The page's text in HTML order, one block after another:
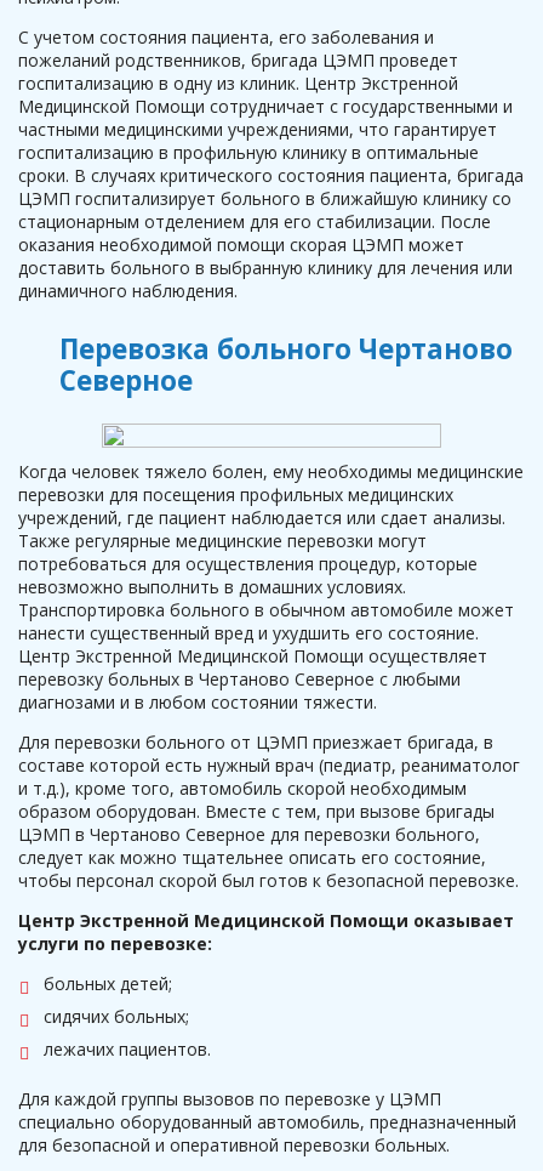
С учетом состояния пациента, его заболевания и
пожеланий родственников, бригада ЦЭМП проведет
госпитализацию в одну из клиник. Центр Экстренной
Медицинской Помощи сотрудничает с государственными и
частными медицинскими учреждениями, что гарантирует
госпитализацию в профильную клинику в оптимальные
сроки. В случаях критического состояния пациента, бригада
ЦЭМП госпитализирует больного в ближайшую клинику со
стационарным отделением для его стабилизации. После
оказания необходимой помощи скорая ЦЭМП может
доставить больного в выбранную клинику для лечения или
динамичного наблюдения.
Перевозка больного Чертаново
Северное
Когда человек тяжело болен, ему необходимы медицинские
перевозки для посещения профильных медицинских
учреждений, где пациент наблюдается или сдает анализы.
Также регулярные медицинские перевозки могут
потребоваться для осуществления процедур, которые
невозможно выполнить в домашних условиях.
Транспортировка больного в обычном автомобиле может
нанести существенный вред и ухудшить его состояние.
Центр Экстренной Медицинской Помощи осуществляет
перевозку больных в Чертаново Северное с любыми
диагнозами и в любом состоянии тяжести.
Для перевозки больного от ЦЭМП приезжает бригада, в
составе которой есть нужный врач (педиатр, реаниматолог
и т.д.), кроме того, автомобиль скорой необходимым
образом оборудован. Вместе с тем, при вызове бригады
ЦЭМП в Чертаново Северное для перевозки больного,
следует как можно тщательнее описать его состояние,
чтобы персонал скорой был готов к безопасной перевозке.
Центр Экстренной Медицинской Помощи оказывает
услуги по перевозке:
больных детей;
сидячих больных;
лежачих пациентов.
Для каждой группы вызовов по перевозке у ЦЭМП
специально оборудованный автомобиль, предназначенный
для безопасной и оперативной перевозки больных.